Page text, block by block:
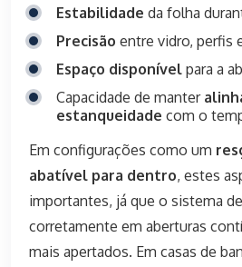
Estabilidade da folha
Precisão entre vidro, perfis
Espaço disponível para a
Capacidade de manter
estanqueidade com o
Em configurações como um
abatível para dentro, estes
importantes, já que o sistema
corretamente em aberturas
mais apertados. Em casas de